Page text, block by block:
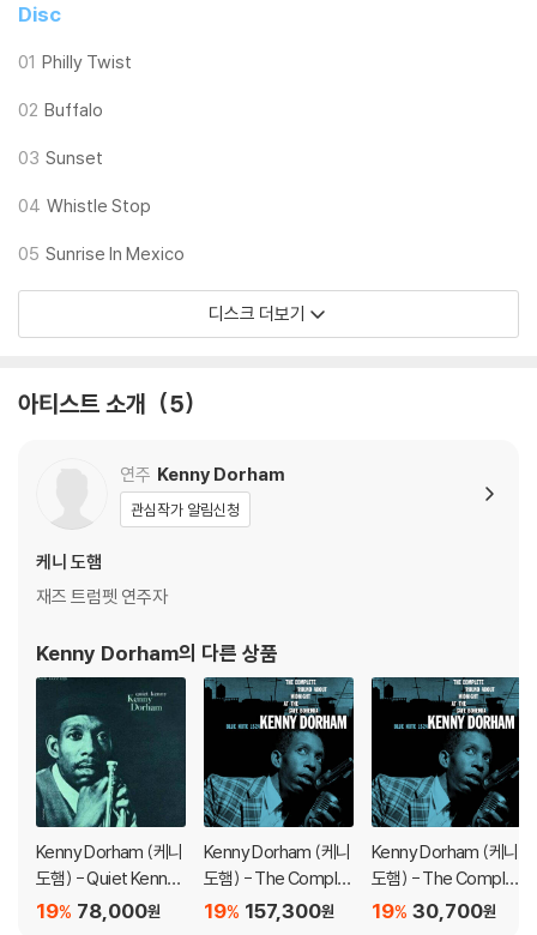
3) 일본 제작 LP는 대부분 겉비닐이 밀봉되어 있지 않습니다.
※ 재생 불량
모델) 다이내믹 사운드의 편차가 큰 트랙을 재생할 때 이상 현상이 발생할
기기 문제로 인해 발생하는 재생 불량 현상에 대해서는 반품/교환이 불가
하니 침압 조절이 가능한 기기에서 재생하실 것을 권유 드립니다.
2) 디스크는 정전기와 먼지로 인해 재생이 원활하지 않은 경우가 있습니
1) 열을 가하여 제작하는 바이닐 공정 특성상 디스크 표면이 미세하게 울
렁거리거나 휘어지는 경우가 있습니다.
재생이 불안정한 경우 스태빌라이저를 사용하시면 좀 더 안정적인 재생이
가능합니다.
2) 재생 음역의 왜곡을 최소화 하고 반복 재생시에도 최대한 일관되게 유
지되도록 디스크 센터 홀 구경이 작게 제작되는 경우가 있습니다. 턴테이
하시면 해결됩니다.
3) 디스크에 미세한 잔 흠집이 남아있거나 인쇄 면이 깨끗하지 않은 경우
가 있으며, 이는 상품의 불량이 아닙니다. 단, 재생에 이상이 있는 경우에는
불량으로 인한 반품/교환이 가능합니다
※ 컬러 디스크
다.
1) 컬러 디스크는 웹 이미지와 실제 색상이 차이가 날 수 있습니다.
2) 컬러 디스크의 특성상 제작 공정시 앨범마다 색상 차이가 나는 경우도
Disc
01 Philly Twist
02 Buffalo
03 Sunset
04 Whistle Stop
05 Sunrise In Mexico
디스크 더보기
아티스트 소개 5
연주 Kenny Dorham
관심작가 알림신청
케니 도햄
재즈 트럼펫 연주자
Kenny Dorham의 다른 상품
Kenny Dorham (케니
도햄) - Quiet Kenny
[LP] 78,000원
19%
Kenny Dorham (케니
도햄) - The Complet
e 'Round About at th
157,300원
19%
Kenny Dorham (케니
도햄) - The Complet
e 'Round About at th
30,700원
19%